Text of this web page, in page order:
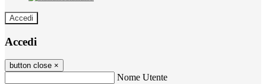
Accedi
Accedi
button close ×
Nome Utente